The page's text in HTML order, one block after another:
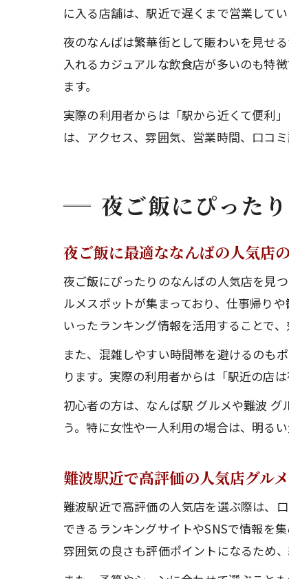
に入る店舗は、駅近で遅くまで営業して
夜のなんばは繁華街として賑わいを見せ
入れるカジュアルな飲食店が多いのも特
ます。
実際の利用者からは「駅から近くて便利
は、アクセス、雰囲気、営業時間、口コ
夜ご飯にぴった
夜ご飯に最適ななんばの人気店
夜ご飯にぴったりのなんばの人気店を見
ルメスポットが集まっており、仕事帰り
いったランキング情報を活用することで
また、混雑しやすい時間帯を避けるのも
ります。実際の利用者からは「駅近の店
初心者の方は、なんば駅 グルメや難波
う。特に女性や一人利用の場合は、明る
難波駅近で高評価の人気店グル
難波駅近で高評価の人気店を選ぶ際は、
できるランキングサイトやSNSで情報を
雰囲気の良さも評価ポイントになるため